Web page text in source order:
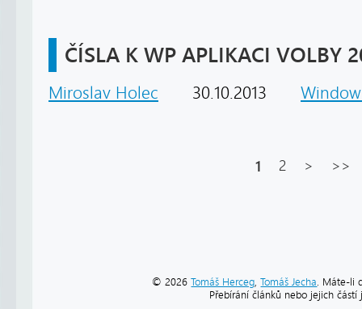
ČÍSLA K WP APLIKACI VOLBY
Miroslav Holec 30.10.2013
1 2 > >>
© 2026Tomáš Herceg ,Tomáš Jecha . Máte-li
Přebírání článků nebo jejich